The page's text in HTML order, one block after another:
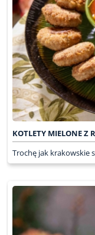
KOTLETY MIELONE Z
Trochę jak krakowskie